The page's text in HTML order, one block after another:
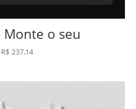
o seu
O
R$ 278,99.
R$ 237,14O
R$ 237,14.